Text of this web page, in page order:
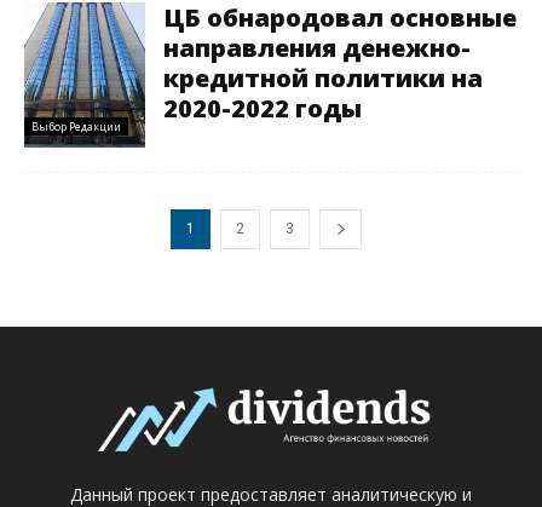
Выбор Редакции
ЦБ обнародовал основные
направления денежно-
кредитной политики на
2020-2022 годы
1 2 3
Данный проект предоставляет аналитическую и